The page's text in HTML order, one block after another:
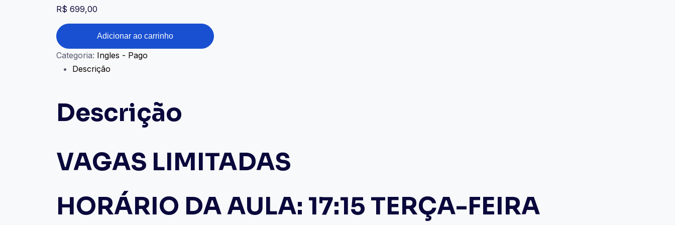
R$ 699,00
INGLÊS
-
acima
Adicionar ao carrinho
Categoria: Ingles - Pago
Descrição
Descrição
VAGAS LIMITADAS
HORÁRIO DA AULA: 17:15 TERÇA-FEIRA